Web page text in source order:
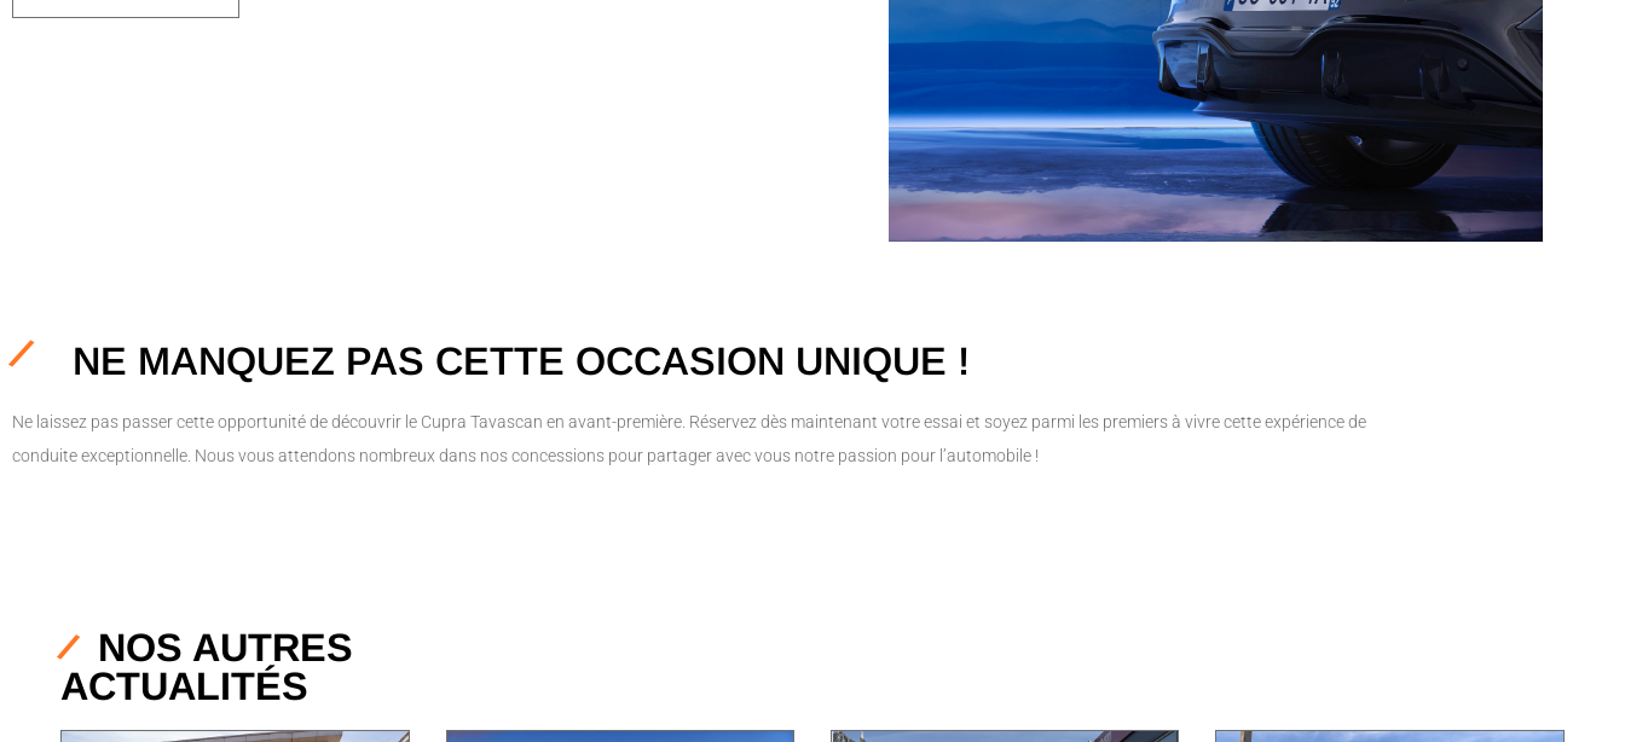
NE MANQUEZ PAS CETTE OCCASION UNIQUE !
Ne laissez pas passer cette opportunité de découvrir le Cupra Tavascan en avant-première. Réservez dès maintenant votre essai et soyez parmi les premiers à vivre cette expérience de
conduite exceptionnelle. Nous vous attendons nombreux dans nos concessions pour partager avec vous notre passion pour l’automobile !
NOS AUTRES
ACTUALITÉS